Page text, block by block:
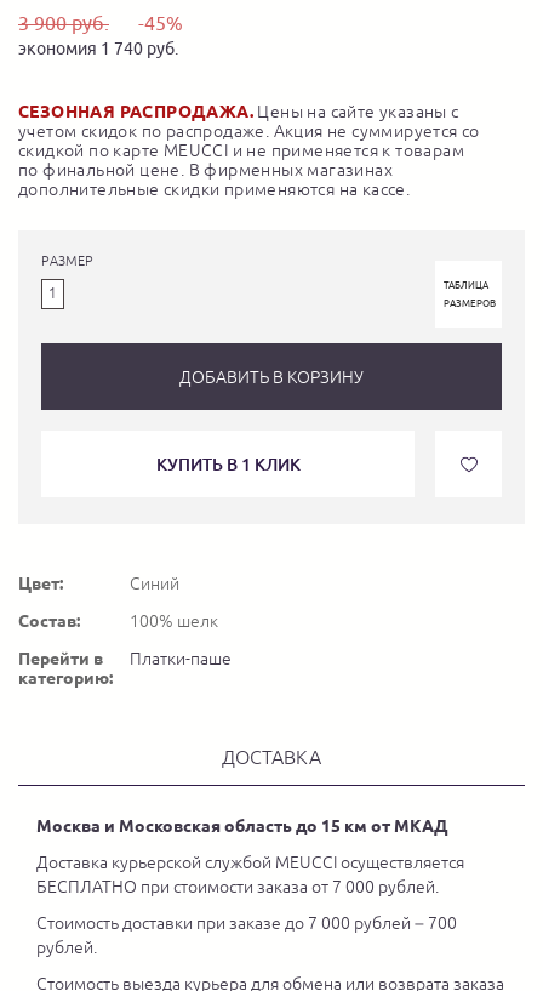
3 900 руб. -45%
экономия 1 740 руб.
СЕЗОННАЯ РАСПРОДАЖА. Цены на сайте указаны с
учетом скидок по распродаже. Акция не суммируется со
скидкой по карте MEUCCI и не применяется к товарам
по финальной цене. В фирменных магазинах
дополнительные скидки применяются на кассе.
РАЗМЕР
1
ТАБЛИЦА
РАЗМЕРОВ
ДОБАВИТЬ В КОРЗИНУ
КУПИТЬ В 1 КЛИК
Цвет:
Синий
Состав:
100% шелк
Перейти в
категорию:
Платки-паше
ДОСТАВКА
Москва и Московская область до 15 км от МКАД
Доставка курьерской службой MEUCCI осуществляется
БЕСПЛАТНО при стоимости заказа от 7 000 рублей.
Стоимость доставки при заказе до 7 000 рублей – 700
рублей.
Стоимость выезда курьера для обмена или возврата заказа